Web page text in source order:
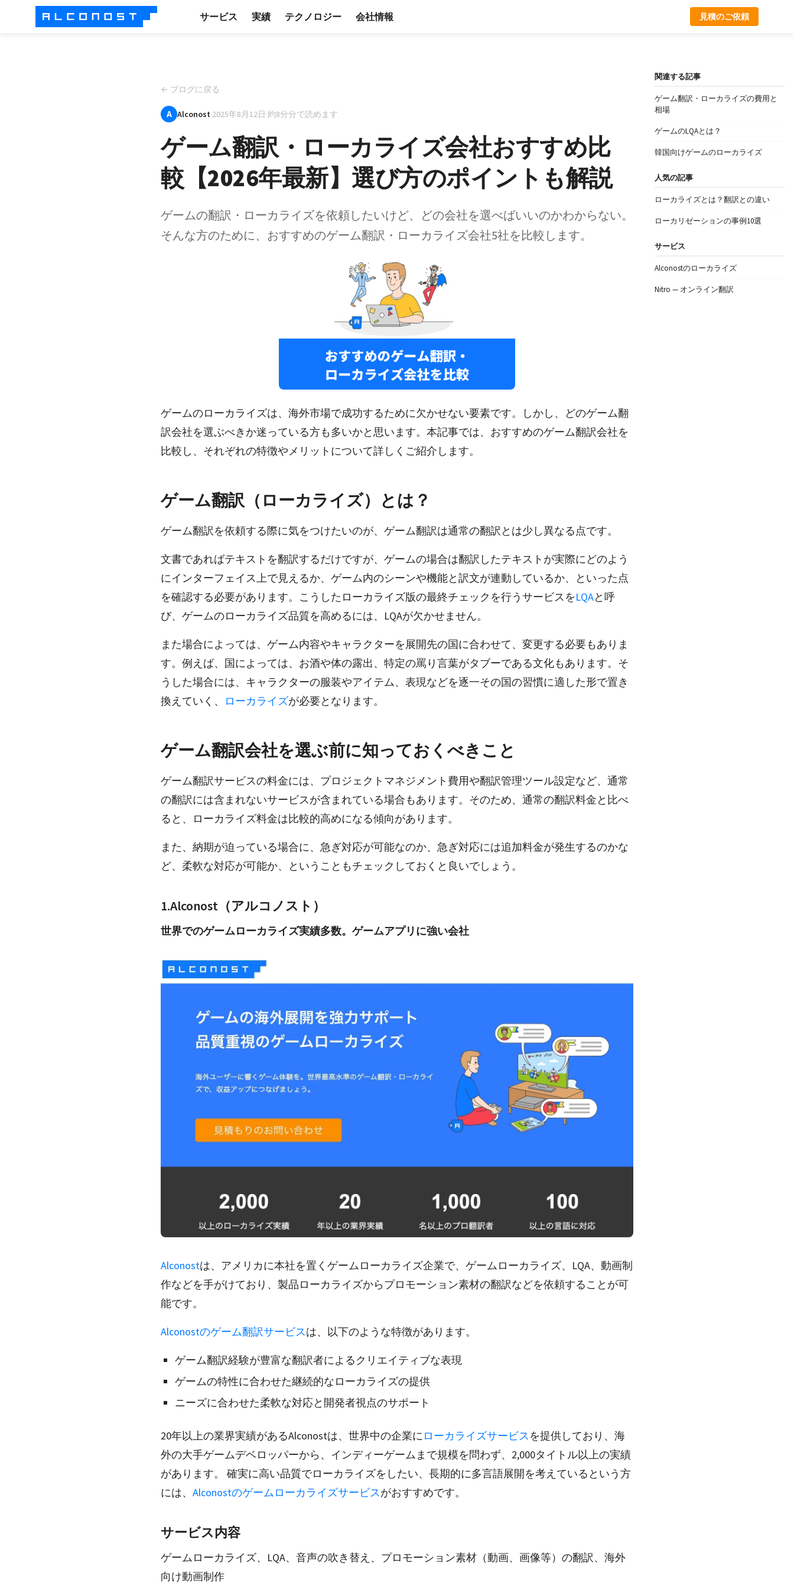
サービス 実績 テクノロジー 会社情報 見積のご依頼
← ブログに戻る
A Alconost·2025年8月12日·約8分分で読めます
ゲーム翻訳・ローカライズ会社おすすめ比
較【2026年最新】選び方のポイントも解説
ゲームの翻訳・ローカライズを依頼したいけど、どの会社を選べばいいのかわからない。
そんな方のために、おすすめのゲーム翻訳・ローカライズ会社5社を比較します。
ゲームのローカライズは、海外市場で成功するために欠かせない要素です。しかし、どのゲーム翻
訳会社を選ぶべきか迷っている方も多いかと思います。本記事では、おすすめのゲーム翻訳会社を
比較し、それぞれの特徴やメリットについて詳しくご紹介します。
ゲーム翻訳（ローカライズ）とは？
ゲーム翻訳を依頼する際に気をつけたいのが、ゲーム翻訳は通常の翻訳とは少し異なる点です。
文書であればテキストを翻訳するだけですが、ゲームの場合は翻訳したテキストが実際にどのよう
にインターフェイス上で見えるか、ゲーム内のシーンや機能と訳文が連動しているか、といった点
を確認する必要があります。こうしたローカライズ版の最終チェックを行うサービスをLQAと呼
び、ゲームのローカライズ品質を高めるには、LQAが欠かせません。
また場合によっては、ゲーム内容やキャラクターを展開先の国に合わせて、変更する必要もありま
す。例えば、国によっては、お酒や体の露出、特定の罵り言葉がタブーである文化もあります。そ
うした場合には、キャラクターの服装やアイテム、表現などを逐一その国の習慣に適した形で置き
換えていく、
ローカライズが必要となります。
ゲーム翻訳会社を選ぶ前に知っておくべきこと
ゲーム翻訳サービスの料金には、プロジェクトマネジメント費用や翻訳管理ツール設定など、通常
の翻訳には含まれないサービスが含まれている場合もあります。そのため、通常の翻訳料金と比べ
ると、ローカライズ料金は比較的高めになる傾向があります。
また、納期が迫っている場合に、急ぎ対応が可能なのか、急ぎ対応には追加料金が発生するのかな
ど、柔軟な対応が可能か、ということもチェックしておくと良いでしょう。
1.Alconost（アルコノスト）
世界でのゲームローカライズ実績多数。ゲームアプリに強い会社
Alconostは、アメリカに本社を置くゲームローカライズ企業で、ゲームローカライズ、LQA、動画制
作などを手がけており、製品ローカライズからプロモーション素材の翻訳などを依頼することが可
能です。
Alconostのゲーム翻訳サービスは、以下のような特徴があります。
ゲーム翻訳経験が豊富な翻訳者によるクリエイティブな表現
ゲームの特性に合わせた継続的なローカライズの提供
ニーズに合わせた柔軟な対応と開発者視点のサポート
20年以上の業界実績があるAlconostは、世界中の企業にローカライズサービスを提供しており、海
外の大手ゲームデベロッパーから、インディーゲームまで規模を問わず、2,000タイトル以上の実績
があります。 確実に高い品質でローカライズをしたい、長期的に多言語展開を考えているという方
には、 Alconostのゲームローカライズサービスがおすすめです。
サービス内容
ゲームローカライズ、LQA、音声の吹き替え、プロモーション素材（動画、画像等）の翻訳、海外
向け動画制作
関連する記事
ゲーム翻訳・ローカライズの費用と
相場
ゲームのLQAとは？
韓国向けゲームのローカライズ
人気の記事
ローカライズとは？翻訳との違い
ローカリゼーションの事例10選
サービス
Alconostのローカライズ
Nitro — オンライン翻訳